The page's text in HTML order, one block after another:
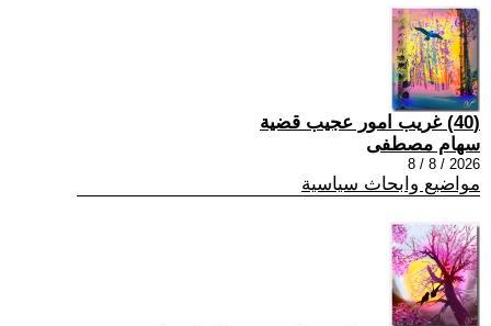
(40) غريب امور عجيب قضية
سهام مصطفى
2026 / 8 / 8
مواضيع وابحاث سياسية